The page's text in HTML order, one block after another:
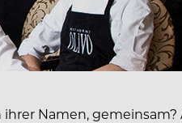
Namen,